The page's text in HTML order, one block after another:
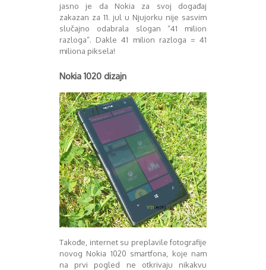
Maj 2016
Juni 2016
Juli 2016
August 2016
Decembar 2016
Januar 2017
Februar 2017
Mart 2017
April 2017
Maj 2017
Juni 2017
Juli 2017
August 2017
Oktobar 2017
Novembar 2017
Decembar 2017
Februar 2018
Maj 2018
jasno je da Nokia za svoj događaj
zakazan za 11. jul u Njujorku nije sasvim
slučajno odabrala slogan “41 milion
razloga”. Dakle 41 milion razloga = 41
miliona piksela!
Nokia 1020 dizajn
Takođe, internet su preplavile fotografije
novog Nokia 1020 smartfona, koje nam
na prvi pogled ne otkrivaju nikakvu